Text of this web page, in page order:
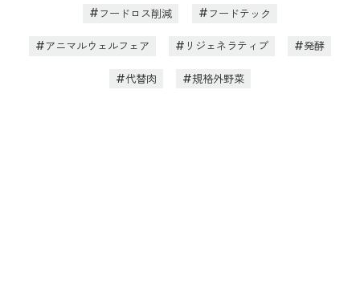
フードロス削減 フードテック
アニマルウェルフェア リジェネラティブ 発酵
代替肉 規格外野菜